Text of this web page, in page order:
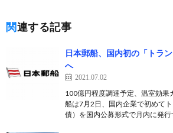
関連する記事
日本郵船、国内初の「トラ
へ
2021.07.02
100億円程度調達予定、温室効果
船は7月2日、国内企業で初めて
債）を国内公募形式で月内に発